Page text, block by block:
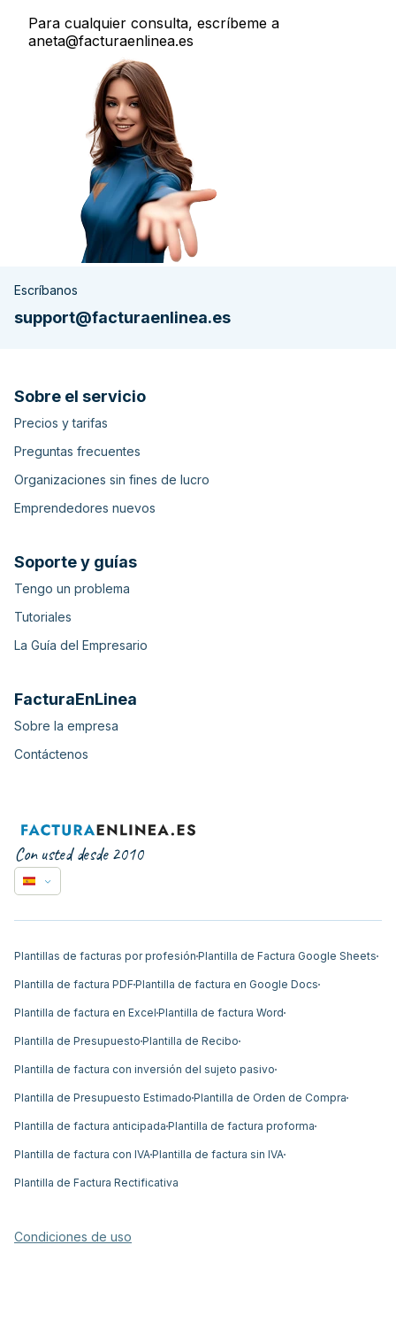
Para cualquier consulta, escríbeme a
aneta@facturaenlinea.es
Escríbanos
support@facturaenlinea.es
Sobre el servicio
Precios y tarifas
Preguntas frecuentes
Organizaciones sin fines de lucro
Emprendedores nuevos
Soporte y guías
Tengo un problema
Tutoriales
La Guía del Empresario
FacturaEnLinea
Sobre la empresa
Contáctenos
Con usted desde 2010
Plantillas de facturas por profesión Plantilla de Factura Google Sheets
Plantilla de factura PDF Plantilla de factura en Google Docs
Plantilla de factura en Excel Plantilla de factura Word
Plantilla de Presupuesto Plantilla de Recibo
Plantilla de factura con inversión del sujeto pasivo
Plantilla de Presupuesto Estimado Plantilla de Orden de Compra
Plantilla de factura anticipada Plantilla de factura proforma
Plantilla de factura con IVAPlantilla de factura sin IVA
Plantilla de Factura Rectificativa
Condiciones de uso